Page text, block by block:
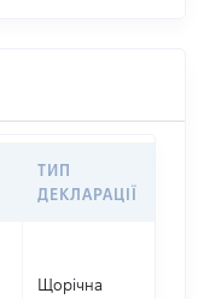
ТИП
ДЕКЛАРАЦІЇ
Щорічна